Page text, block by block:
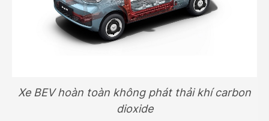
Xe BEV hoàn toàn không phát thải khí carbon
dioxide